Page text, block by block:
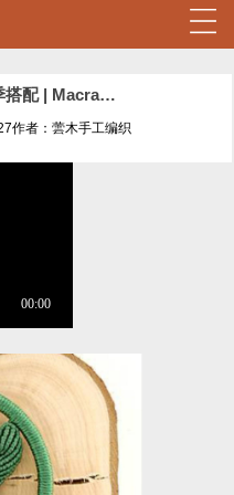
美图欣赏 | 花朵叶子项链挂饰 | 春季搭配 | Macrame手工编织 | 编绳
作者：蕓木手工编织